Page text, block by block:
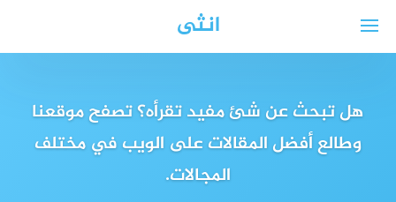
انثى
هل تبحث عن شئ مفيد تقرأه؟ تصفح موقعنا
وطالع أفضل المقالات على الويب في مختلف
المجالات.